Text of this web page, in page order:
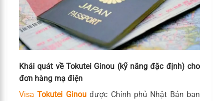
Khái quát về Tokutei Ginou (kỹ năng đặc định) cho
đơn hàng mạ điện
VisaTokutei Ginouđược Chính phủ Nhật Bản ban